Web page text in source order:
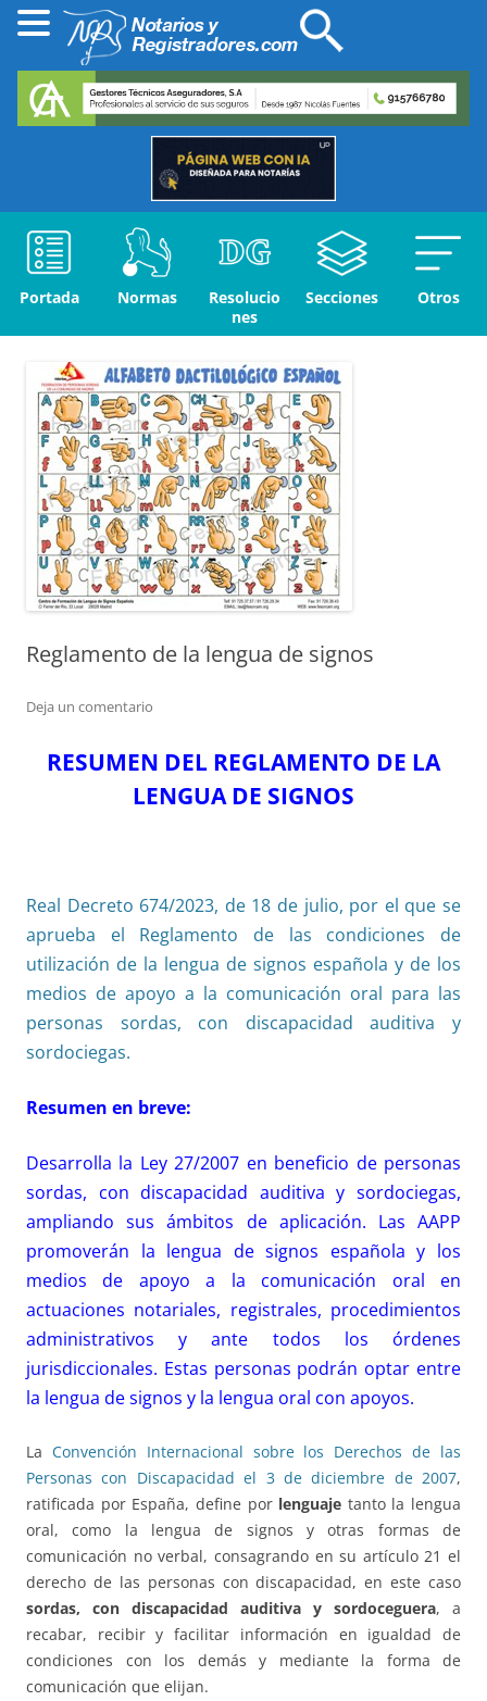
Portada Normas
Resolucio
nes
Secciones Otros
Reglamento de la lengua de signos
Deja un comentario
RESUMEN DEL REGLAMENTO DE LA
LENGUA DE SIGNOS
Real Decreto 674/2023, de 18 de julio, por el que se
aprueba el Reglamento de las condiciones de
utilización de la lengua de signos española y de los
medios de apoyo a la comunicación oral para las
personas sordas, con discapacidad auditiva y
sordociegas.
Resumen en breve:
Desarrolla la Ley 27/2007 en beneficio de personas
sordas, con discapacidad auditiva y sordociegas,
ampliando sus ámbitos de aplicación. Las AAPP
promoverán la lengua de signos española y los
medios de apoyo a la comunicación oral en
actuaciones notariales, registrales, procedimientos
administrativos y ante todos los órdenes
jurisdiccionales. Estas personas podrán optar entre
la lengua de signos y la lengua oral con apoyos.
La Convención Internacional sobre los Derechos de las
Personas con Discapacidad el 3 de diciembre de 2007,
ratificada por España, define por lenguaje tanto la lengua
oral, como la lengua de signos y otras formas de
comunicación no verbal, consagrando en su artículo 21 el
derecho de las personas con discapacidad, en este caso
sordas, con discapacidad auditiva y sordoceguera, a
recabar, recibir y facilitar información en igualdad de
condiciones con los demás y mediante la forma de
comunicación que elijan.